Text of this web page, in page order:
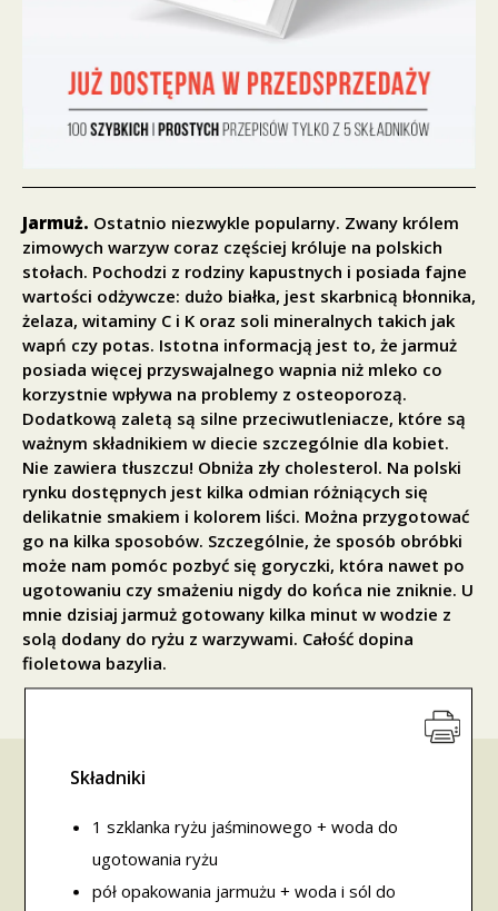
Jarmuż. Ostatnio niezwykle popularny. Zwany królem
zimowych warzyw coraz częściej króluje na polskich
stołach. Pochodzi z rodziny kapustnych i posiada fajne
wartości odżywcze: dużo białka, jest skarbnicą błonnika,
żelaza, witaminy C i K oraz soli mineralnych takich jak
wapń czy potas. Istotna informacją jest to, że jarmuż
posiada więcej przyswajalnego wapnia niż mleko co
korzystnie wpływa na problemy z osteoporozą.
Dodatkową zaletą są silne przeciwutleniacze, które są
ważnym składnikiem w diecie szczególnie dla kobiet.
Nie zawiera tłuszczu! Obniża zły cholesterol. Na polski
rynku dostępnych jest kilka odmian różniących się
delikatnie smakiem i kolorem liści. Można przygotować
go na kilka sposobów. Szczególnie, że sposób obróbki
może nam pomóc pozbyć się goryczki, która nawet po
ugotowaniu czy smażeniu nigdy do końca nie zniknie. U
mnie dzisiaj jarmuż gotowany kilka minut w wodzie z
solą dodany do ryżu z warzywami. Całość dopina
fioletowa bazylia.
Składniki
1 szklanka ryżu jaśminowego + woda do
ugotowania ryżu
pół opakowania jarmużu + woda i sól do